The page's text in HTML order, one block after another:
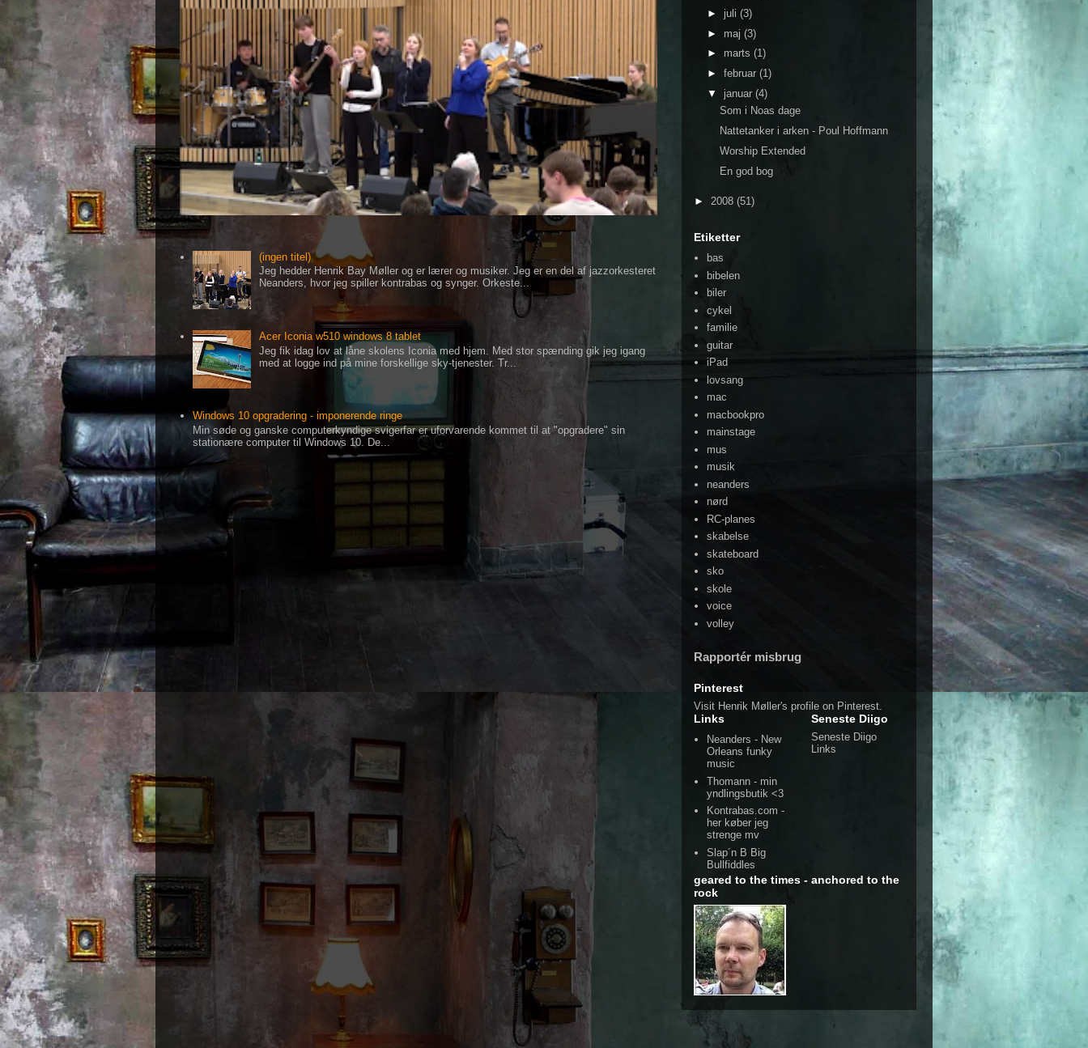
(ingen titel)
Jeg hedder Henrik Bay Møller og er lærer og musiker. Jeg er en del af jazzorkesteret
Neanders, hvor jeg spiller kontrabas og synger. Orkeste...
Acer Iconia w510 windows 8 tablet
Jeg fik idag lov at låne skolens Iconia med hjem. Med stor spænding gik jeg igang
med at logge ind på mine forskellige sky-tjenester. Tr...
Windows 10 opgradering - imponerende ringe
Min søde og ganske computerkyndige svigerfar er uforvarende kommet til at "opgradere" sin
stationære computer til Windows 10. De...
► juli (3)
► maj (3)
► marts (1)
► februar (1)
▼ januar (4)
Som i Noas dage
Nattetanker i arken - Poul Hoffmann
Worship Extended
En god bog
► 2008 (51)
Etiketter
bas
bibelen
biler
cykel
familie
guitar
iPad
lovsang
mac
macbookpro
mainstage
mus
musik
neanders
nørd
RC-planes
skabelse
skateboard
sko
skole
voice
volley
Rapportér misbrug
Pinterest
Visit Henrik Møller's profile on Pinterest.
Links
Neanders - New
Orleans funky
music
Thomann - min
yndlingsbutik <3
Kontrabas.com -
her køber jeg
strenge mv
Slap´n B Big
Bullfiddles
Seneste Diigo
Seneste Diigo
Links
geared to the times - anchored to the
rock